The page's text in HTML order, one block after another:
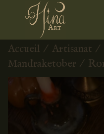
Accueil / Artisanat /
Mandraketober /